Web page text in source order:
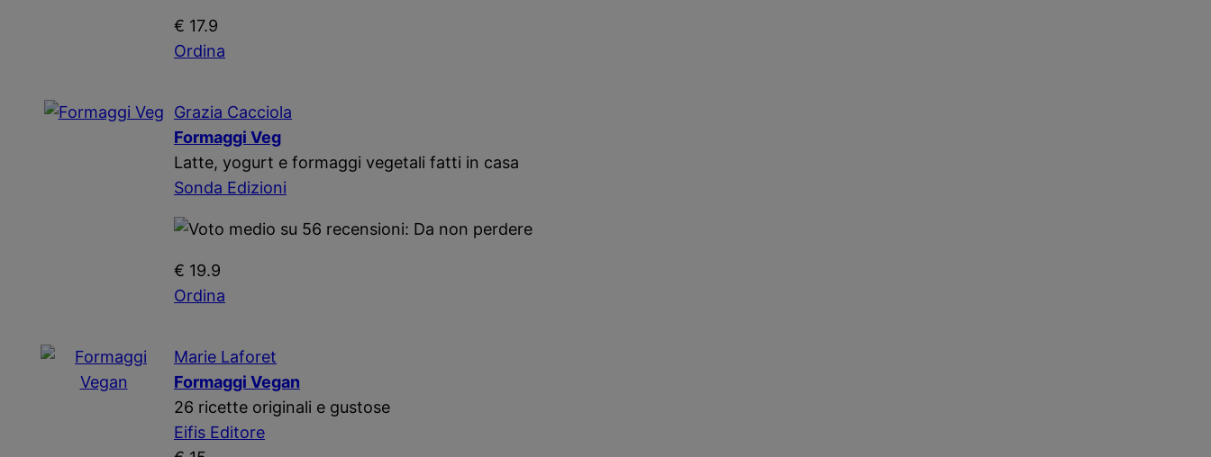
€ 17.9
Ordina
Grazia Cacciola
Formaggi Veg
Latte, yogurt e formaggi vegetali fatti in casa
Sonda Edizioni
€ 19.9
Ordina
Marie Laforet
Formaggi Vegan
26 ricette originali e gustose
Eifis Editore